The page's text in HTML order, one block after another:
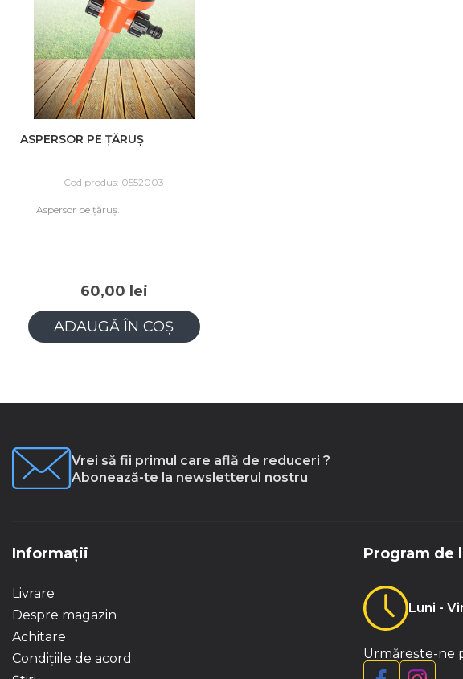
ASPERSOR PE ȚĂRUȘ
Cod produs: 0552003
Aspersor pe țăruș.
60,00 lei
ADAUGĂ ÎN COȘ
Vrei să fii primul care află de reduceri ?
Abonează-te la newsletterul nostru
Informații
Livrare
Despre magazin
Achitare
Condițiile de acord
Program de
Luni -
Urmărește-ne